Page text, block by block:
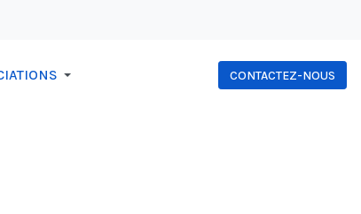
CONTACTEZ-NOUS